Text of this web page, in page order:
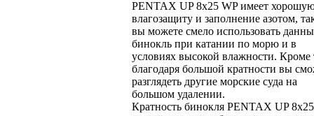
PENTAX UP 8x25 WP имеет
влагозащиту и заполнение азотом,
вы можете смело использовать
бинокль при катании по морю и в
условиях высокой влажности. Кроме
благодаря большой кратности вы
разглядеть другие морские суда на
большом удалении.
Кратность бинокля PENTAX UP